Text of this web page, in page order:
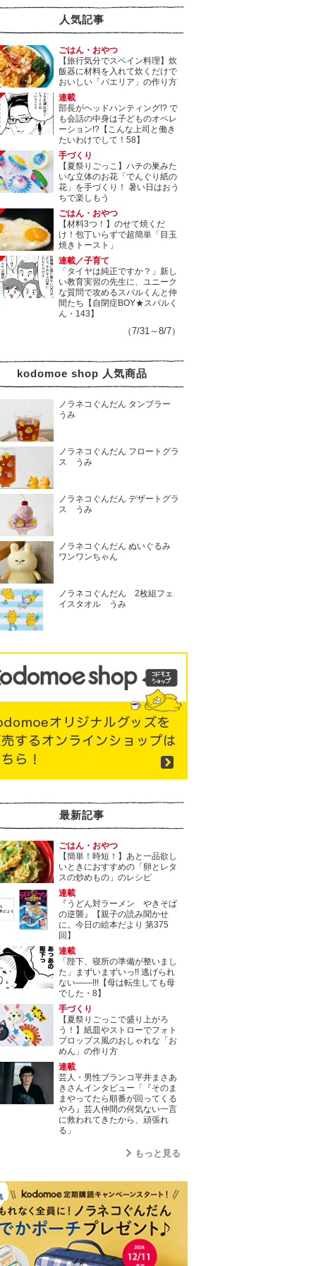
人気記事
ごはん・おやつ
【旅行気分でスペイン料理】炊
飯器に材料を入れて炊くだけで
おいしい「パエリア」の作り方
連載
部長がヘッドハンティング!? で
も会話の中身は子どものオペレ
ーション!?【こんな上司と働き
たいわけでして！58】
手づくり
【夏祭りごっこ】ハチの巣みた
いな立体のお花「でんぐり紙の
花」を手づくり！ 暑い日はおう
ちで楽しもう
ごはん・おやつ
【材料3つ！】のせて焼くだ
け！包丁いらずで超簡単「目玉
焼きトースト」
連載／子育て
「タイヤは純正ですか？」新し
い教育実習の先生に、ユニーク
な質問で攻めるスバルくんと仲
間たち【自閉症BOY★スバルく
ん・143】
（7/31～8/7）
kodomoe shop 人気商品
ノラネコぐんだん タンブラー
うみ
ノラネコぐんだん フロートグラ
ス うみ
ノラネコぐんだん デザートグラ
ス うみ
ノラネコぐんだん ぬいぐるみ
ワンワンちゃん
ノラネコぐんだん 2枚組フェ
イスタオル うみ
最新記事
ごはん・おやつ
【簡単！時短！】あと一品欲し
いときにおすすめの「卵とレタ
スの炒めもの」のレシピ
連載
『うどん対ラーメン やきそば
の逆襲』【親子の読み聞かせ
に。今日の絵本だより 第375
回】
連載
「陛下、寝所の準備が整いまし
た」まずいまずいっ!! 逃げられ
ない――!!!【母は転生しても母
でした・8】
手づくり
【夏祭りごっこで盛り上がろ
う！】紙皿やストローでフォト
プロップス風のおしゃれな「お
めん」の作り方
連載
芸人・男性ブランコ平井まさあ
きさんインタビュー「『そのま
まやってたら順番が回ってくる
やろ』芸人仲間の何気ない一言
に救われてきたから、頑張れ
る」
もっと見る